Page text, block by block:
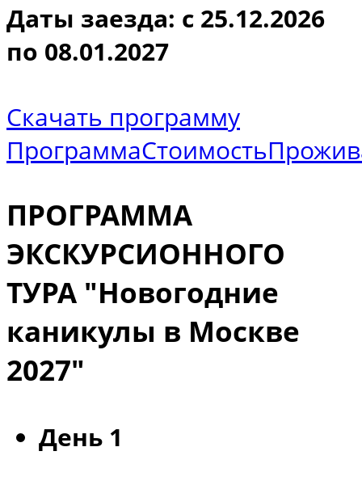
Даты заезда: с 25.12.2026
по 08.01.2027
Скачать программу
ПрограммаСтоимость
ПРОГРАММА
ЭКСКУРСИОННОГО
ТУРА "Новогодние
каникулы в Москве
2027"
День 1